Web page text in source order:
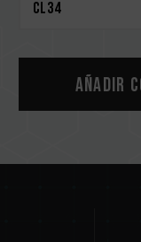
(Número de
La estructura
la
(Patente de
Para
Añadir